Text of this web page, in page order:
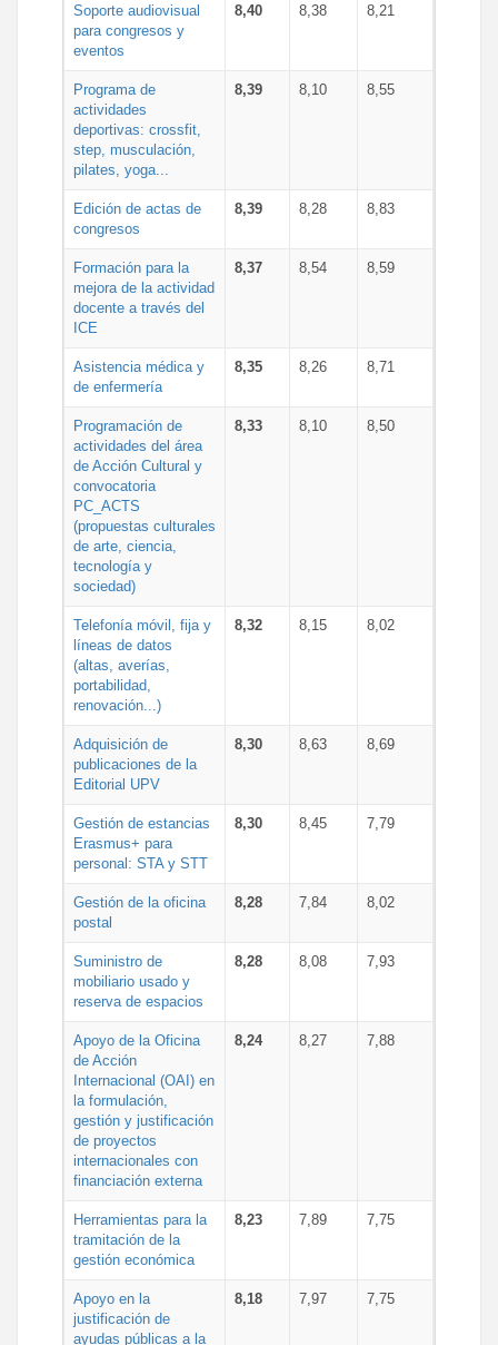
Soporte audiovisual
para congresos y
eventos
8,40 8,38 8,21
Programa de
actividades
deportivas: crossfit,
step, musculación,
pilates, yoga...
8,39 8,10 8,55
Edición de actas de
congresos
8,39 8,28 8,83
Formación para la
mejora de la actividad
docente a través del
ICE
8,37 8,54 8,59
Asistencia médica y
de enfermería
8,35 8,26 8,71
Programación de
actividades del área
de Acción Cultural y
convocatoria
PC_ACTS
(propuestas culturales
de arte, ciencia,
tecnología y
sociedad)
8,33 8,10 8,50
Telefonía móvil, fija y
líneas de datos
(altas, averías,
portabilidad,
renovación...)
8,32 8,15 8,02
Adquisición de
publicaciones de la
Editorial UPV
8,30 8,63 8,69
Gestión de estancias
Erasmus+ para
personal: STA y STT
8,30 8,45 7,79
Gestión de la oficina
postal
8,28 7,84 8,02
Suministro de
mobiliario usado y
reserva de espacios
8,28 8,08 7,93
Apoyo de la Oficina
de Acción
Internacional (OAI) en
la formulación,
gestión y justificación
de proyectos
internacionales con
financiación externa
8,24 8,27 7,88
Herramientas para la
tramitación de la
gestión económica
8,23 7,89 7,75
Apoyo en la
justificación de
ayudas públicas a la
8,18 7,97 7,75